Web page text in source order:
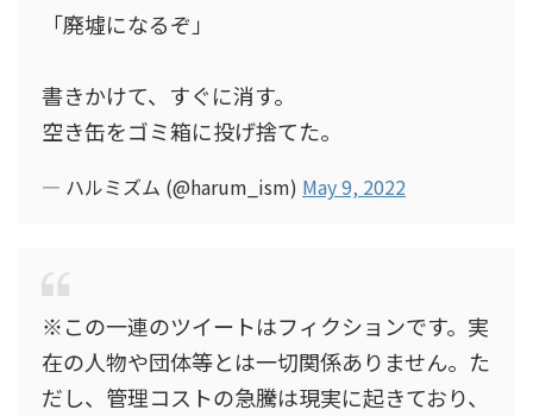
「廃墟になるぞ」
書きかけて、すぐに消す。
空き缶をゴミ箱に投げ捨てた。
— ハルミズム (@harum_ism) May 9, 2022
※この一連のツイートはフィクションです。実
在の人物や団体等とは一切関係ありません。た
だし、管理コストの急騰は現実に起きており、